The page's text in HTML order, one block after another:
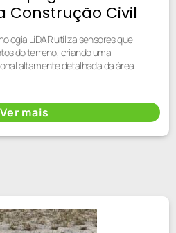
Construção Civil
LiDAR utiliza sensores que
do terreno, criando uma
altamente detalhada da área.
Ver mais